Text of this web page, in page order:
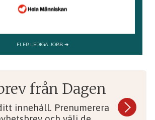
från Dagen
innehåll. Prenumerera